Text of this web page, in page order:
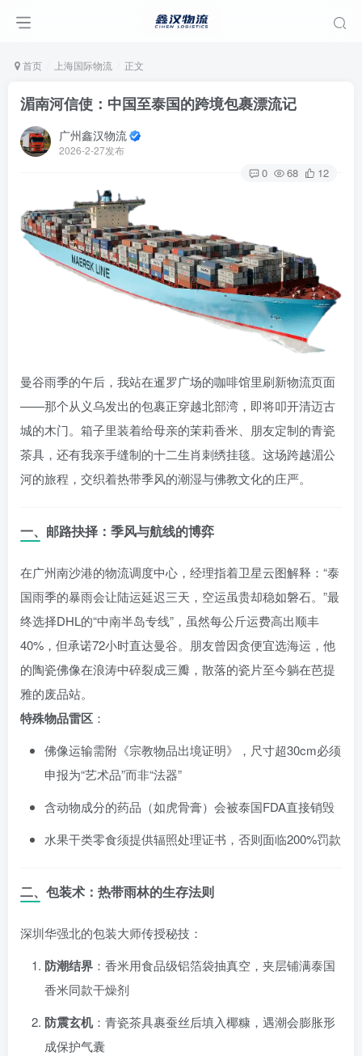
首页 上海国际物流 正文
湄南河信使：中国至泰国的跨境包裹漂流记
广州鑫汉物流
2026-2-27发布
0 68 12
曼谷雨季的午后，我站在暹罗广场的咖啡馆里刷新物流页面
——那个从义乌发出的包裹正穿越北部湾，即将叩开清迈古
城的木门。箱子里装着给母亲的茉莉香米、朋友定制的青瓷
茶具，还有我亲手缝制的十二生肖刺绣挂毯。这场跨越湄公
河的旅程，交织着热带季风的潮湿与佛教文化的庄严。
一、邮路抉择：季风与航线的博弈
在广州南沙港的物流调度中心，经理指着卫星云图解释：“泰
国雨季的暴雨会让陆运延迟三天，空运虽贵却稳如磐石。”最
终选择DHL的“中南半岛专线”，虽然每公斤运费高出顺丰
40%，但承诺72小时直达曼谷。朋友曾因贪便宜选海运，他
的陶瓷佛像在浪涛中碎裂成三瓣，散落的瓷片至今躺在芭提
雅的废品站。
特殊物品雷区 ：
佛像运输需附《宗教物品出境证明》，尺寸超30cm必须
申报为“艺术品”而非“法器”
含动物成分的药品（如虎骨膏）会被泰国FDA直接销毁
水果干类零食须提供辐照处理证书，否则面临200%罚款
二、包装术：热带雨林的生存法则
深圳华强北的包装大师传授秘技：
防潮结界 ：香米用食品级铝箔袋抽真空，夹层铺满泰国
香米同款干燥剂
防震玄机：青瓷茶具裹蚕丝后填入椰糠，遇潮会膨胀形
成保护气囊